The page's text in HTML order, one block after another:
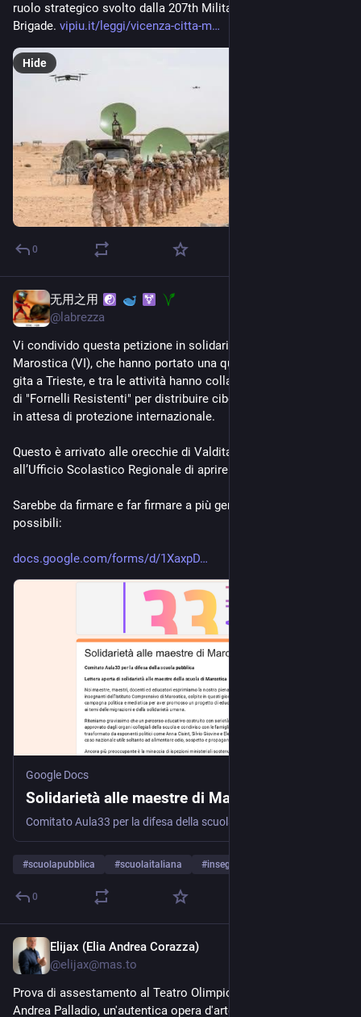
ruolo strategico svolto dalla 207th Military Intelligence
Brigade. vipiu.it/leggi/vicenza-citta-m
Hide
0
无用之用
@ labrezza
Vi condivido questa petizione in solidarietà alle maestre di
Marostica (VI), che hanno portato una quinta elementare in
gita a Trieste, e tra le attività hanno collaborato con i volontari
di "Fornelli Resistenti" per distribuire cibo e vestiti a migranti
in attesa di protezione internazionale.
Questo è arrivato alle orecchie di Valditara
all’Ufficio Scolastico Regionale di aprire un’indagine.
Sarebbe da firmare e far firmare a più gente/organizzazioni
possibili:
docs.google.com/forms/d/1XaxpD
Google Docs
Solidarietà alle maestre di Marostica
#scuolapubblica #scuolaitaliana #insegnanti
0
Elijax (Elia Andrea Corazza)
@elijax@mas.to
Prova di assestamento al Teatro Olimpico di Vicenza di
Andrea Palladio, un'autentica opera d'arte, con un'acustica